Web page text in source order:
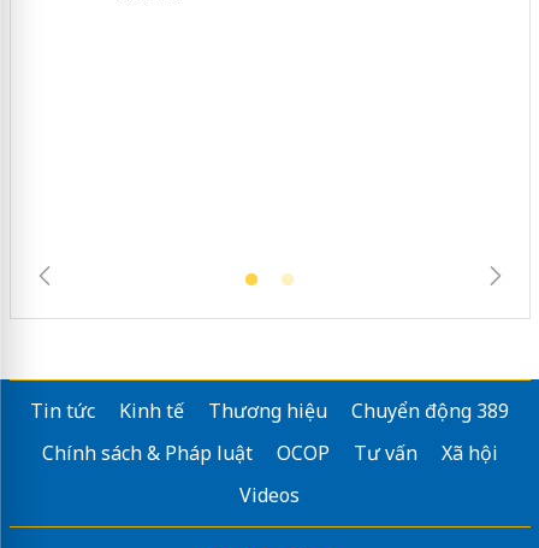
Tin tức Kinh tế Thương hiệu
Chuyển động 389
Chính sách & Pháp luật
OCOP Tư vấn
Xã hội
Videos